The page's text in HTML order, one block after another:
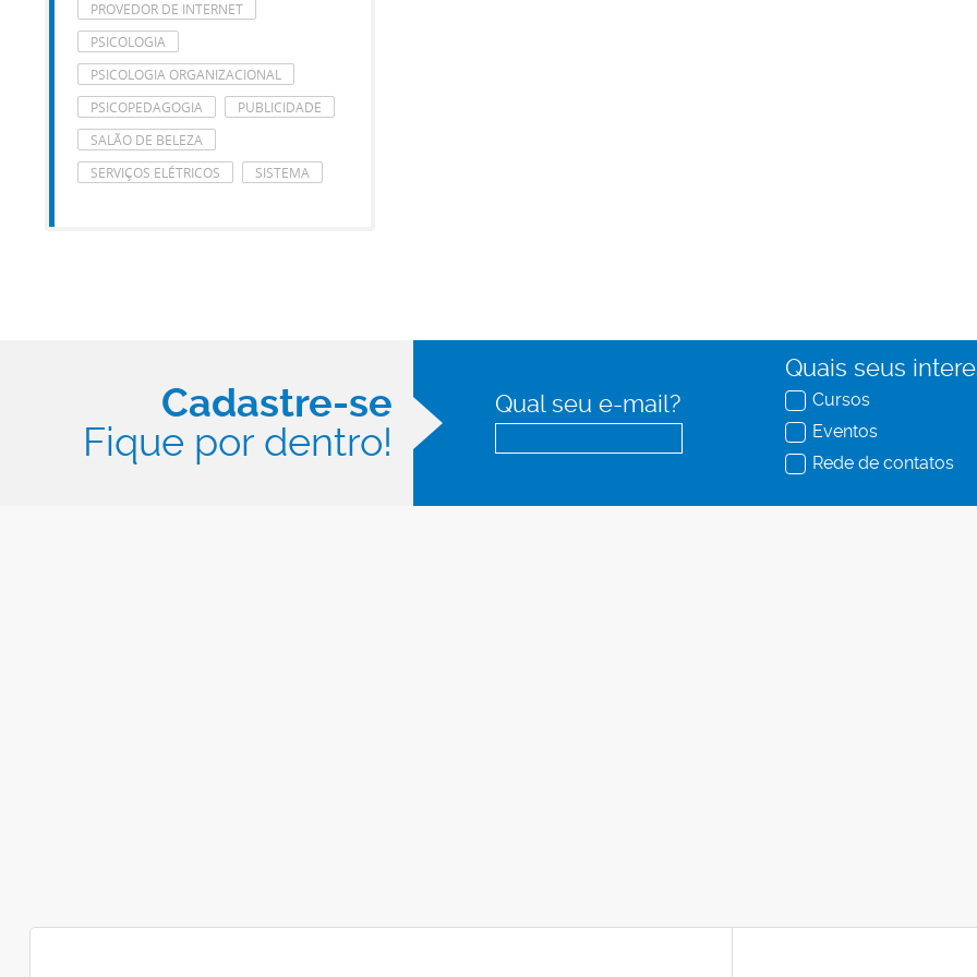
PROVEDOR DE INTERNET
PSICOLOGIA
PSICOLOGIA ORGANIZACIONAL
PSICOPEDAGOGIA
PUBLICIDADE
SALÃO DE BELEZA
SERVIÇOS ELÉTRICOS
SISTEMA
Cadastre-se
Fique por dentro!
Qual seu e-mail?
Quais seus
Cursos
Eventos
Rede de contatos